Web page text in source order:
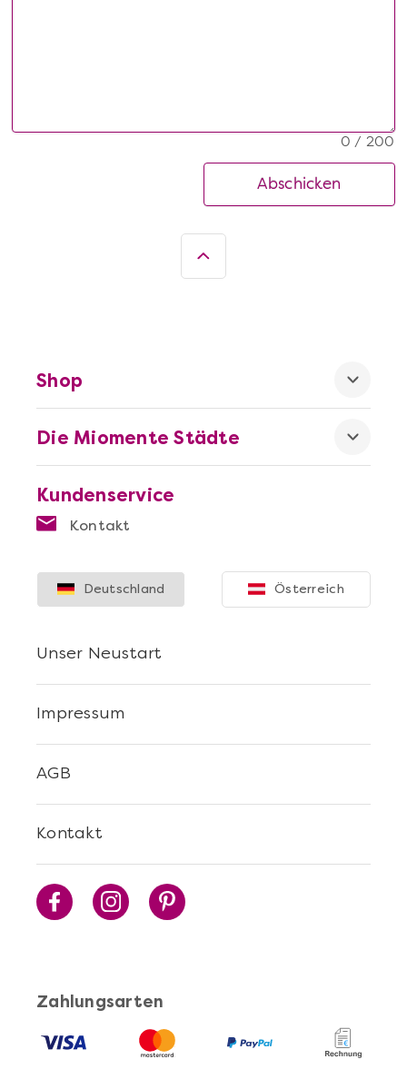
0 / 200
Abschicken
Kundenservice
Kontakt
Die Miomente Städte
Shop
Zahlungsarten
Kontakt
AGB
Impressum
Unser Neustart
Deutschland Österreich